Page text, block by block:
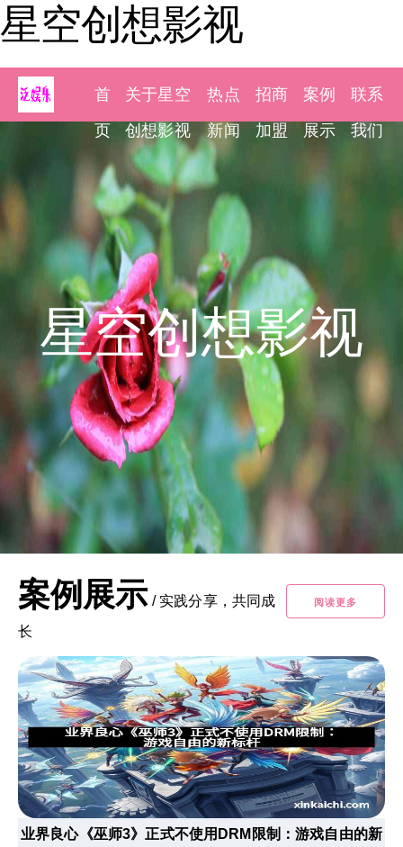
星空创想影视
首
页
关于星空
创想影视
热点
新闻
招商
加盟
案例
展示
联系
我们
星空创想影视
案例展示 / 实践分享，共同成
长
阅读更多
业界良心《巫师3》正式不使用DRM限制：游戏自由的新